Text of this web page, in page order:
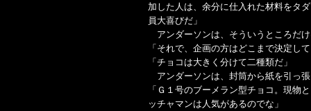
加した人は、余分に仕入れた材料をタ
員大喜びだ」
アンダーソンは、そういうところだ
「それで、企画の方はどこまで決定し
「チョコは大きく分けて二種類だ」
アンダーソンは、封筒から紙を引っ
「Ｇ１号のブーメラン型チョコ。現物
ッチャマンは人気があるのでな」